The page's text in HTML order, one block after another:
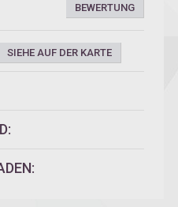
BEWERTUNG
SIEHE AUF DER KARTE